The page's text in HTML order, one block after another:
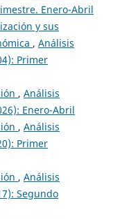
Enero-Abril
y sus
, Análisis
Primer
, Análisis
Enero-Abril
, Análisis
Primer
, Análisis
Segundo